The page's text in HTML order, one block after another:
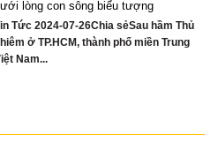
Quỹ căn VipTin Tức 2024-08-28Chia
sẻNHÀ PHỐ BÊN SÔNG HÀN
TOWNHOUSE KINH DOANH THƯƠNG
MẠI...